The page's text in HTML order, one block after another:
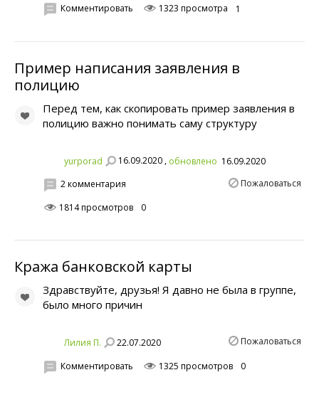
Комментировать 1323 просмотра 1
Пример написания заявления в
полицию
Перед тем, как скопировать пример заявления в
полицию важно понимать саму структуру
yurporad 16.09.2020 , обновлено 16.09.2020
Пожаловаться
2 комментария
1814 просмотров
0
Кража банковской карты
Здравствуйте, друзья! Я давно не была в группе,
было много причин
Лилия П. 22.07.2020 Пожаловаться
Комментировать 1325 просмотров 0